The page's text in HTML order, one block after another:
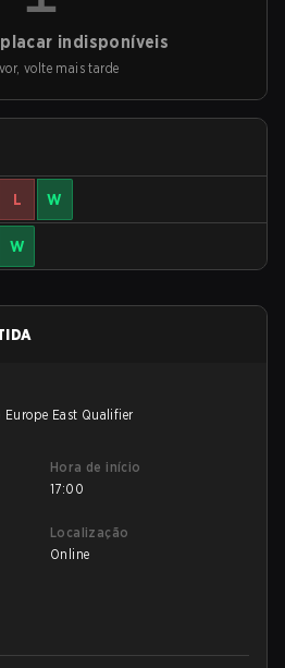
indisponíveis
volte mais tarde
L W
W
East Qualifier
Hora de início
17:00
Localização
Online